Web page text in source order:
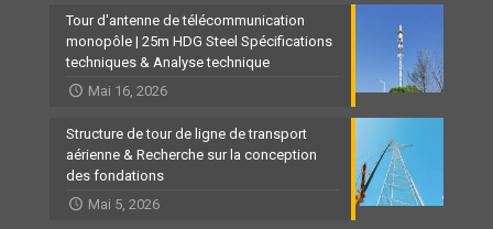
Tour d'antenne de télécommunication
monopôle | 25m HDG Steel Spécifications
techniques & Analyse technique
Mai 16, 2026
Structure de tour de ligne de transport
aérienne & Recherche sur la conception
des fondations
Mai 5, 2026